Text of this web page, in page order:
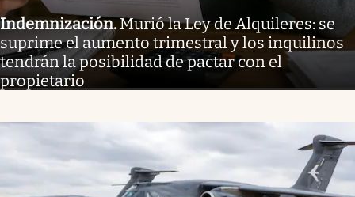
Indemnización.Murió la Ley de Alquileres: se
suprime el aumento trimestral y los inquilinos
tendrán la posibilidad de pactar con el
propietario